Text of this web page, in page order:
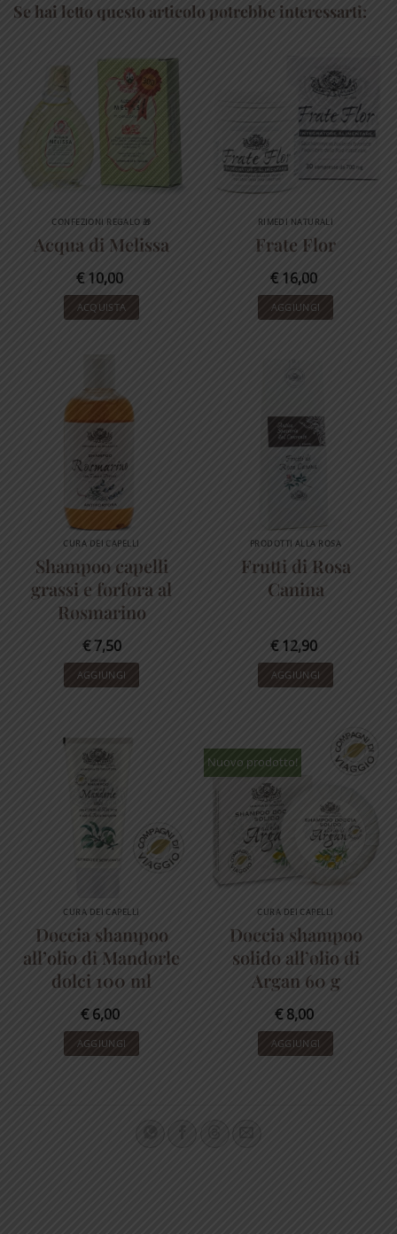
Se hai letto questo articolo potrebbe interessarti:
CONFEZIONI REGALO 🎁
Acqua di Melissa
€10,00
ACQUISTA
RIMEDI NATURALI
Frate Flor
€ 16,00
AGGIUNGI
CURA DEI CAPELLI
Shampoo capelli
grassi e forfora al
Rosmarino
€7,50
AGGIUNGI
PRODOTTI ALLA ROSA
Frutti di Rosa
Canina
€12,90
AGGIUNGI
CURA DEI CAPELLI
Doccia shampoo
all’olio di Mandorle
dolci 100 ml
€6,00
AGGIUNGI
Nuovo prodotto!
CURA DEI CAPELLI
Doccia shampoo
solido all’olio di
Argan 60 g
€8,00
AGGIUNGI